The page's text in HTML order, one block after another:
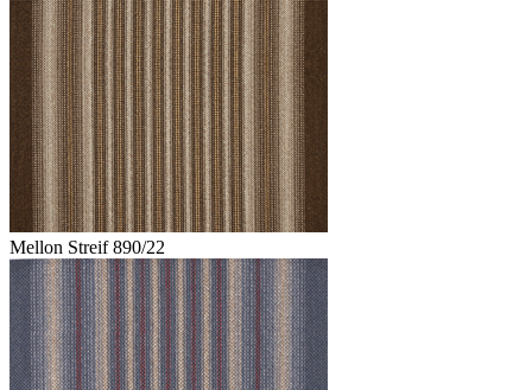
Mellon Streif 890/22